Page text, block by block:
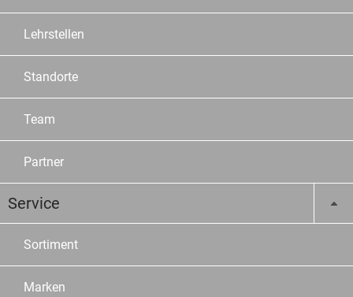
Lehrstellen
Standorte
Team
Partner
Service
Sortiment
Marken